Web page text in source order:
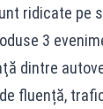
ridicate pe
3
dintre
fluență,